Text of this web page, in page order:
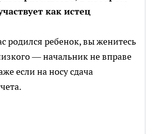
как истец
родился ребенок, вы женитесь
— начальник не вправе
если на носу сдача